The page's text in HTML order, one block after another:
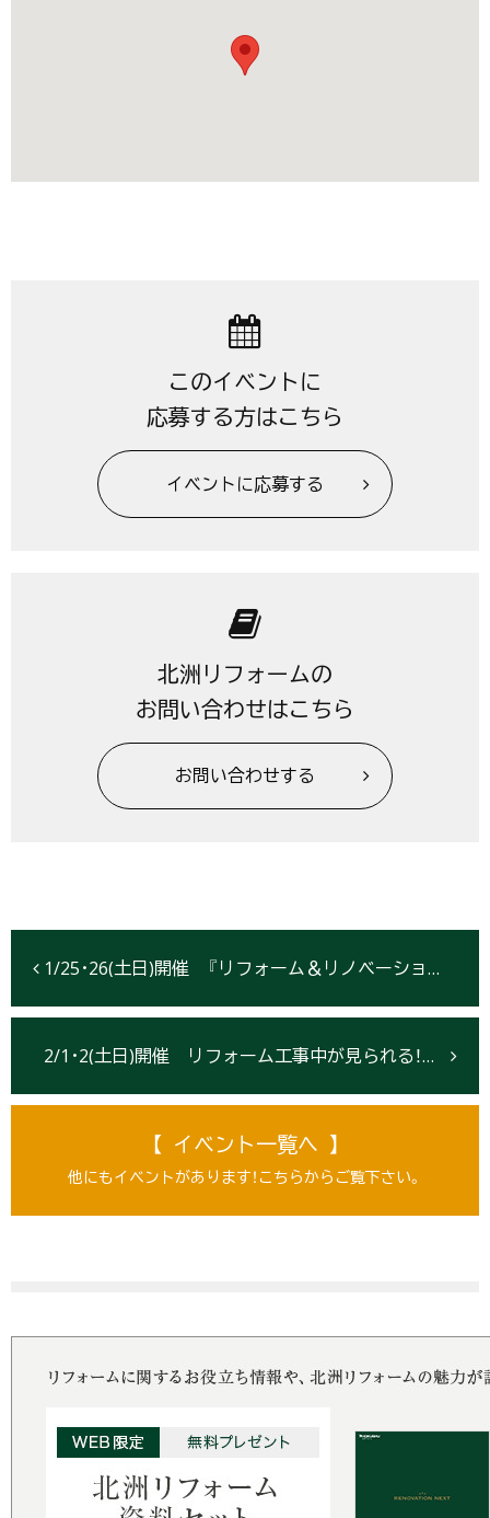
このイベントに
応募する方はこちら
イベントに応募する
北洲リフォームの
お問い合わせはこちら
お問い合わせする
1/25･26(土日)開催 『リフォーム＆リノベーション フェスタ！』【盛岡市】
2/1･2(土日)開催 リフォーム工事中が見られる！見学会【岩沼市】
【 イベント一覧へ 】
他にもイベントがあります！こちらからご覧下さい。